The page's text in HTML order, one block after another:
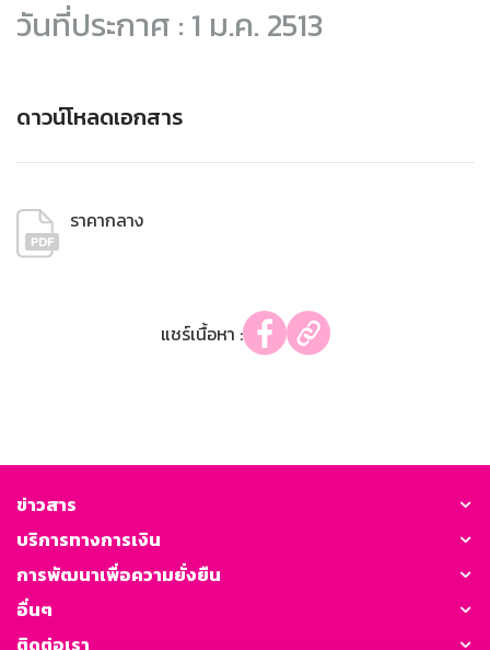
วันที่ประกาศ : 1 ม.ค. 2513
ดาวน์โหลดเอกสาร
ราคากลาง
แชร์เนื้อหา :
ข่าวสาร
บริการทางการเงิน
การพัฒนาเพื่อความยั่งยืน
อื่นๆ